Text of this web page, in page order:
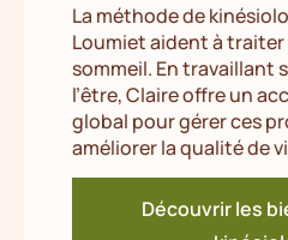
La méthode de
Loumiet aident à
sommeil. En travaillant
l’être, Claire offre un
global pour gérer ces
améliorer la qualité de
Découvrir les